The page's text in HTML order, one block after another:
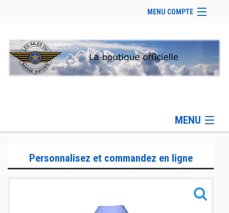
MENU COMPTE
Site Web du club
Se connecter
Panier (vide)
MENU
Gamme Sportswear
Personnalisez et commandez en ligne